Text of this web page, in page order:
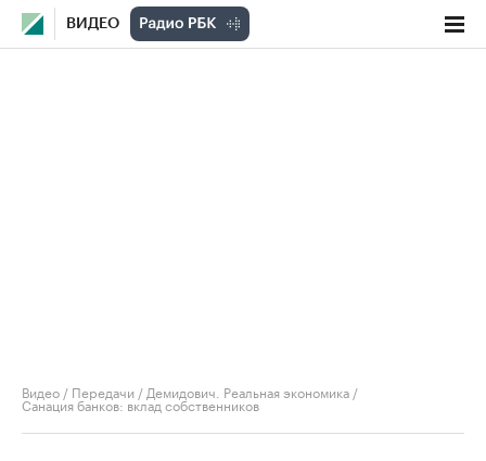
ВИДЕО
Видео / Передачи / Демидович. Реальная экономика /
Санация банков: вклад собственников